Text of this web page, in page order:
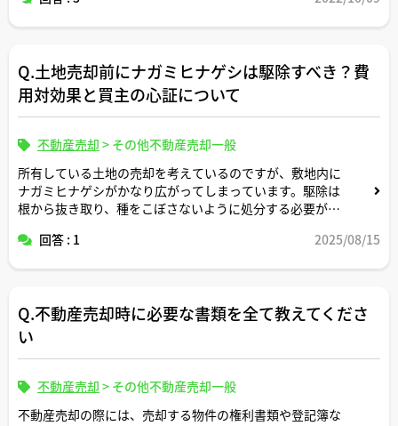
Q.土地売却前にナガミヒナゲシは駆除すべき？費
用対効果と買主の心証について
不動産売却 > その他不動産売却一般
所有している土地の売却を考えているのですが、敷地内に
ナガミヒナゲシがかなり広がってしまっています。駆除は
根から抜き取り、種をこぼさないように処分する必要があ
ナガミヒナゲシの存在が買主の心証や購入意欲にどの程度
影響を与えるものでしょうか。駆除費用をかけてでも更地
にした方がスムーズに売却できた事例など、実務経験を基
回答 : 1 2025/08/15
Q.不動産売却時に必要な書類を全て教えてくださ
い
不動産売却 > その他不動産売却一般
不動産売却の際には、売却する物件の権利書類や登記簿な